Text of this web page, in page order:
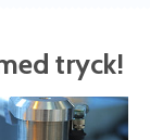
tryck!